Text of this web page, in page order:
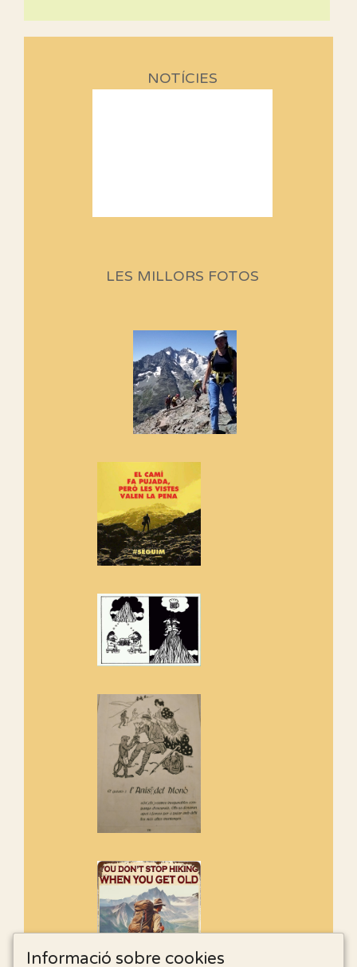
NOTÍCIES
Si no podem caminar, alguna
cosa hem de fer...
Els Centpeus signen el
Manifest a favor dels Camins
Si ets una entitat o associació
adhereix-te al manifest!
Rebem un diploma dels
Amics de Sant Aniol d'Aguja
Els Centpeus estem implicats
de l'entorn de Sant Aniol
LES MILLORS FOTOS
Informació sobre cookies